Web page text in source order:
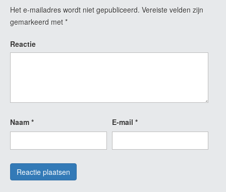
Het e-mailadres wordt niet gepubliceerd. Vereiste velden zijn
gemarkeerd met *
Reactie
Naam * E-mail *